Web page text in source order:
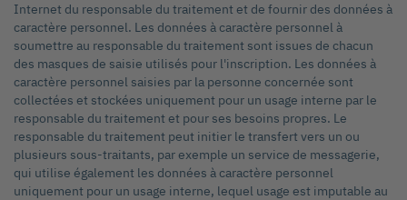
Internet du responsable du traitement et de fournir des données à
caractère personnel. Les données à caractère personnel à
soumettre au responsable du traitement sont issues de chacun
des masques de saisie utilisés pour l'inscription. Les données à
caractère personnel saisies par la personne concernée sont
collectées et stockées uniquement pour un usage interne par le
responsable du traitement et pour ses besoins propres. Le
responsable du traitement peut initier le transfert vers un ou
plusieurs sous-traitants, par exemple un service de messagerie,
qui utilise également les données à caractère personnel
uniquement pour un usage interne, lequel usage est imputable au